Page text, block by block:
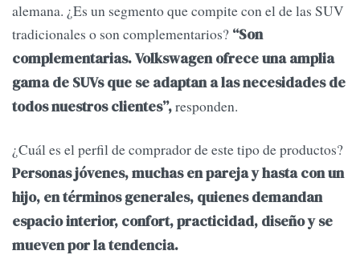
alemana. ¿Es un segmento que compite con el de las SUV
tradicionales o son complementarios? “Son
complementarias. Volkswagen ofrece una amplia
gama de SUVs que se adaptan a las necesidades de
todos nuestros clientes”,responden.
¿Cuál es el perfil de comprador de este tipo de productos?
Personas jóvenes, muchas en pareja y hasta con un
hijo, en términos generales, quienes demandan
espacio interior, confort, practicidad, diseño y se
mueven por la tendencia.